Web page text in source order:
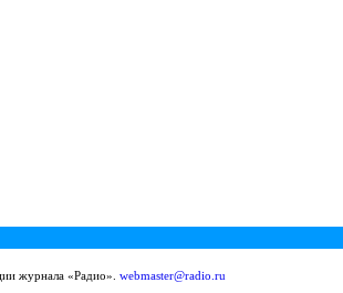
журнала «Радио». webmaster@radio.ru